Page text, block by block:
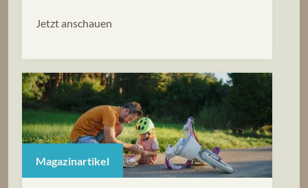
Jetzt anschauen
Magazinartikel